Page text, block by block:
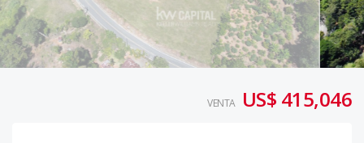
VENTA US$ 415,046